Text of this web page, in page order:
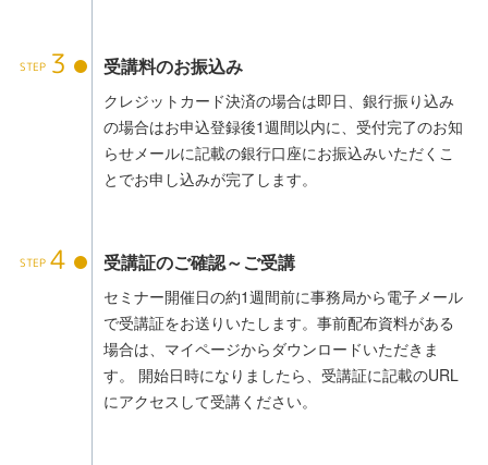
3 受講料のお振込み
クレジットカード決済の場合は即日、銀行振り込み
の場合はお申込登録後1週間以内に、受付完了のお知
らせメールに記載の銀行口座にお振込みいただくこ
とでお申し込みが完了します。
4 受講証のご確認～ご受講
セミナー開催日の約1週間前に事務局から電子メール
で受講証をお送りいたします。事前配布資料がある
場合は、マイページからダウンロードいただきま
す。 開始日時になりましたら、受講証に記載のURL
にアクセスして受講ください。